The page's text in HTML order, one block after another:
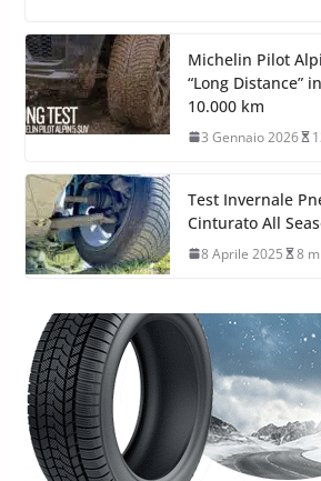
Michelin Pilot
“Long Distance”
10.000 km
3 Gennaio 2026
Test Invernale
Cinturato All
8 Aprile 2025 8